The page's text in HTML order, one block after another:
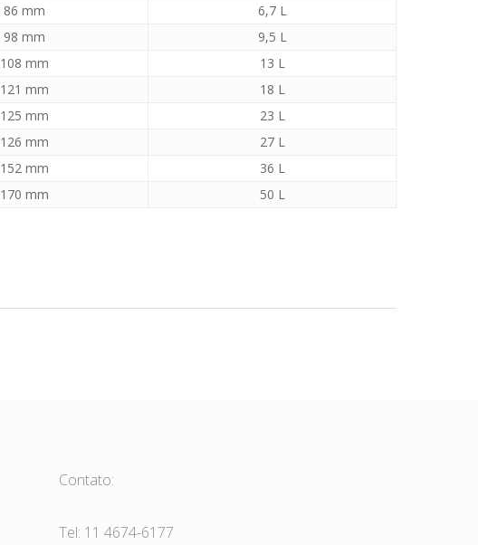
86 mm
6,7 L
98 mm
9,5 L
108 mm
13 L
121 mm
18 L
125 mm
23 L
126 mm
27 L
152 mm
36 L
170 mm 50 L
Contato:
Tel: 11 4674-6177